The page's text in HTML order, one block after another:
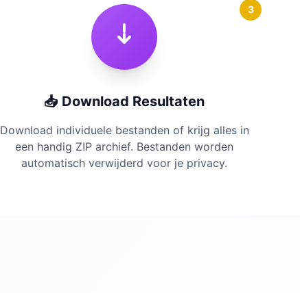
3
📥 Download Resultaten
Download individuele bestanden of krijg alles in
een handig ZIP archief. Bestanden worden
automatisch verwijderd voor je privacy.